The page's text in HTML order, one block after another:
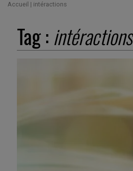
Accueil | intéractions
Tag :intéractions